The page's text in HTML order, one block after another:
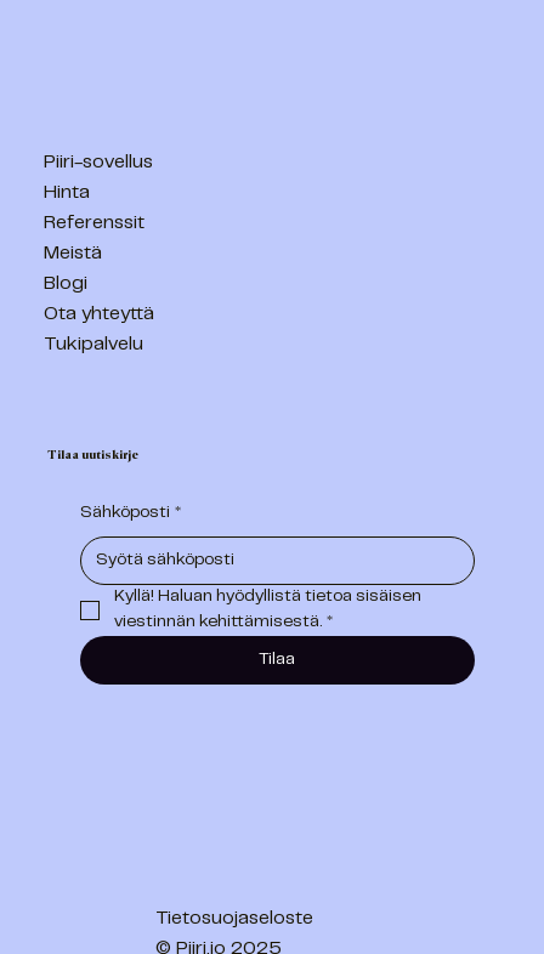
Piiri-sovellus
Hinta
Referenssit
Meistä
Blogi
Ota yhteyttä
Tukipalvelu
Tilaa uutiskirje
Sähköposti *
Kyllä! Haluan hyödyllistä tietoa sisäisen
viestinnän kehittämisestä. *
Tilaa
Tietosuojaseloste
© Piiri.io 2025